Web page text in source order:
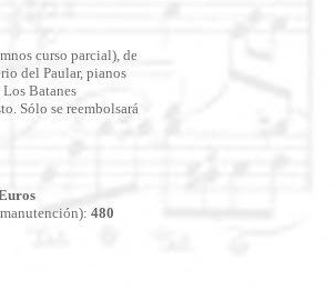
curso parcial), de
del Paular, pianos
Batanes
Sólo se reembolsará
480